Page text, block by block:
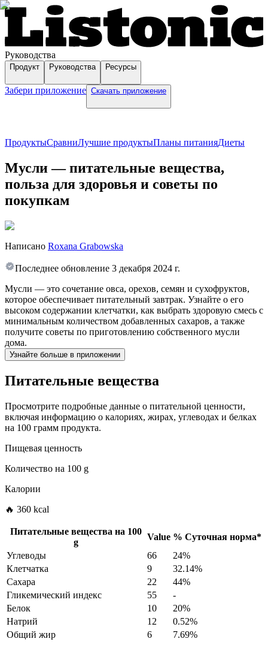
Руководства
Продукт Руководства Ресурсы
Забери приложение Скачать приложение
ПродуктыСравниЛучшие продуктыПланы питанияДиеты
Мусли — питательные вещества,
польза для здоровья и советы по
покупкам
Написано Roxana Grabowska
Последнее обновление 3 декабря 2024 г.
Мусли — это сочетание овса, орехов, семян и сухофруктов,
которое обеспечивает питательный завтрак. Узнайте о его
высоком содержании клетчатки, как выбрать здоровую смесь с
минимальным количеством добавленных сахаров, а также
получите советы по приготовлению собственного мусли
дома.
Узнайте больше в приложении
Питательные вещества
Просмотрите подробные данные о питательной ценности,
включая информацию о калориях, жирах, углеводах и белках
на 100 грамм продукта.
Пищевая ценность
Количество на 100 g
Калории
🔥 360 kcal
Питательные вещества на 100
g
Value % Суточная норма*
Углеводы
66
24%
Клетчатка
9
32.14%
Сахара
22
44%
Гликемический индекс
55
-
Белок
10
20%
Натрий
12
0.52%
Общий жир
6 7.69%